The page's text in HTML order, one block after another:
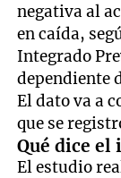
negativa al
en caída,
Integrado
dependiente
El dato va a
que se
Qué dice el
El estudio